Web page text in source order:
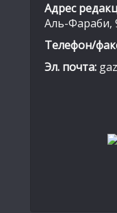
Адрес
Аль-Фараби,
Телефон/
Эл. почта: